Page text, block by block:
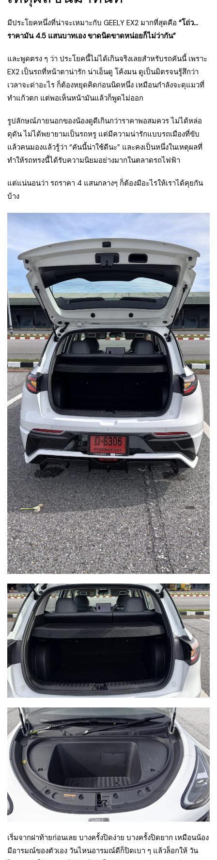
มีประโยคหนึ่งที่น่าจะเหมาะกับ GEELY EX2 มากที่สุดคือ “โถ่ว…
ราคามัน 4.5 แสนบาทเอง ขาดนิดขาดหน่อยก็ไม่ว่ากัน”
และพูดตรง ๆ ว่า ประโยคนี้ไม่ได้เกินจริงเลยสำหรับรถคันนี้ เพราะ
EX2 เป็นรถที่หน้าตาน่ารัก น่าเอ็นดู โค้งมน ดูเป็นมิตรจนรู้สึกว่า
เวลาจะด่าอะไร ก็ต้องหยุดคิดก่อนนิดหนึ่ง เหมือนกำลังจะดุแมวที่
ทำแก้วตก แต่พอเห็นหน้ามันแล้วก็พูดไม่ออก
รูปลักษณ์ภายนอกของน้องดูดีเกินกว่าราคาพอสมควร ไม่ได้หล่อ
ดุดัน ไม่ได้พยายามเป็นรถหรู แต่มีความน่ารักแบบรถเมืองที่ขับ
แล้วคนมองแล้วรู้ว่า “คันนี้น่าใช้ดีนะ” และคงเป็นหนึ่งในเหตุผลที่
ทำให้รถทรงนี้ได้รับความนิยมอย่างมากในตลาดรถไฟฟ้า
แต่แน่นอนว่า รถราคา 4 แสนกลางๆ ก็ต้องมีอะไรให้เราได้คุยกัน
บ้าง
เริ่มจากฝาท้ายก่อนเลย บางครั้งปิดง่าย บางครั้งปิดยาก เหมือนน้อง
มีอารมณ์ของตัวเอง วันไหนอารมณ์ดีก็ปิดเบา ๆ แล้วล็อกให้ วัน